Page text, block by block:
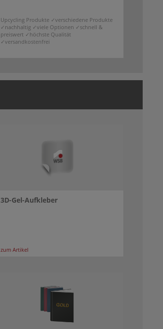
Upcycling Produkte ✓verschiedene Produkte
✓nachhaltig ✓viele Optionen ✓schnell &
preiswert ✓höchste Qualität
✓versandkostenfrei
3D-Gel-Aufkleber
zum Artikel